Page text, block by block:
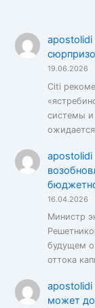
apostolidi
19.06.2026
Citi
системы и
apostolidi
16.04.2026
Министр
будущем
оттока
apostolidi
может